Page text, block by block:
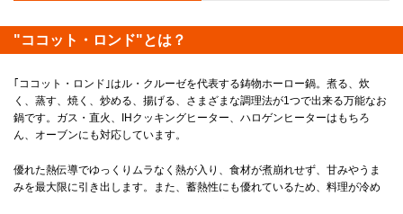
内側の「サンドホーロー」加工は食材がよく見えるので、火加減や味つけなどが調整しやすいです。 つるつるした滑らかな手触りで汚れが落としやすくてお手入れが楽なほか、におい移りの心配が少ないのもメリットです。
■22cm
人数：3～5人分
炊飯：4合
カレー：約10皿分
＊ツマミのカラーは画像でご確認ください。
"ココット・ロンド"とは？
｢ココット・ロンド｣はル・クルーゼを代表する鋳物ホーロー鍋。煮る、炊
く、蒸す、焼く、炒める、揚げる、さまざまな調理法が1つで出来る万能なお
鍋です。ガス・直火、IHクッキングヒーター、ハロゲンヒーターはもちろ
ん、オーブンにも対応しています。
優れた熱伝導でゆっくりムラなく熱が入り、食材が煮崩れせず、甘みやうま
みを最大限に引き出します。また、蓄熱性にも優れているため、料理が冷め